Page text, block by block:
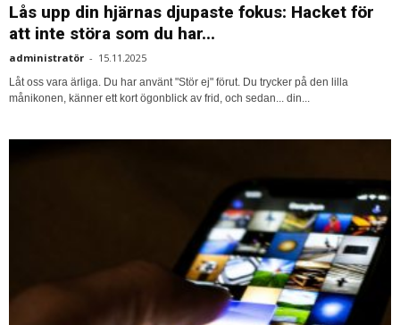
Lås upp din hjärnas djupaste fokus: Hacket för
att inte störa som du har...
administratör - 15.11.2025
Låt oss vara ärliga. Du har använt "Stör ej" förut. Du trycker på den lilla
månikonen, känner ett kort ögonblick av frid, och sedan... din...